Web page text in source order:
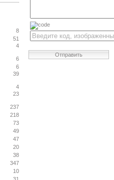
8
51
4
6
6
39
4
23
237
218
73
49
47
20
38
347
10
Отправить